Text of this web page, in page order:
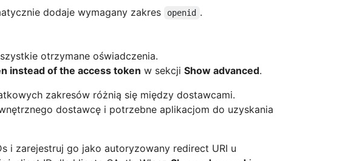
dodaje wymagany zakres openid .
otrzymane oświadczenia.
instead of the access token w sekcji Show advanced.
zakresów różnią się między dostawcami.
dostawcę i potrzebne aplikacjom do uzyskania
i zarejestruj go jako autoryzowany redirect URI u